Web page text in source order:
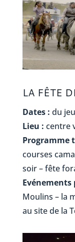
LA FÊTE
Dates : du
Lieu : centre
Programme
courses
soir – fête
Evénements
Moulins – la
au site de la